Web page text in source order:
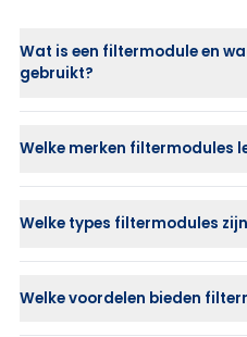
Wat is een filtermodule en
gebruikt?
Welke merken filtermodules
Welke types filtermodules
Filtrodisc TS / Versadisc XE–
Welke voordelen bieden
Dieptefiltratievoor optimale